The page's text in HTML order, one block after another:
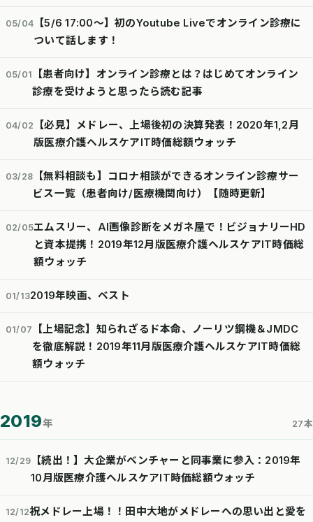
05/04
【5/6 17:00〜】初のYoutube Liveでオンライン診療に
ついて話します！
05/01
【患者向け】オンライン診療とは？はじめてオンライン
診療を受けようと思ったら読む記事
04/02
【必見】メドレー、上場後初の決算発表！2020年1,2月
版医療介護ヘルスケアIT時価総額ウォッチ
03/28
【無料相談も】コロナ相談ができるオンライン診療サー
ビス一覧（患者向け/医療機関向け）【随時更新】
02/05エムスリー、AI画像診断をメガネ屋で！ビジョナリーHD
と資本提携！2019年12月版医療介護ヘルスケアIT時価総
額ウォッチ
01/132019年映画、ベスト
01/07
【上場記念】知られざるド本命、ノーリツ鋼機＆JMDC
を徹底解説！2019年11月版医療介護ヘルスケアIT時価総
額ウォッチ
2019年 27本
12/29
【続出！】大企業がベンチャーと同事業に参入：2019年
10月版医療介護ヘルスケアIT時価総額ウォッチ
12/12祝メドレー上場！！田中大地がメドレーへの思い出と愛を